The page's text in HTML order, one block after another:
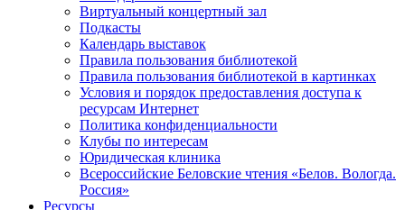
Виртуальный концертный зал
Подкасты
Календарь выставок
Правила пользования библиотекой
Правила пользования библиотекой в картинках
Условия и порядок предоставления доступа к
ресурсам Интернет
Политика конфиденциальности
Клубы по интересам
Юридическая клиника
Всероссийские Беловские чтения «Белов. Вологда.
Россия»
Ресурсы